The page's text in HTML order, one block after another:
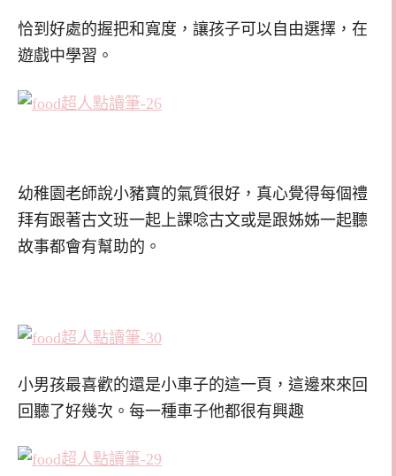
恰到好處的握把和寬度，讓孩子可以自由選擇，在
遊戲中學習。
幼稚園老師說小豬寶的氣質很好，真心覺得每個禮
拜有跟著古文班一起上課唸古文或是跟姊姊一起聽
故事都會有幫助的。
小男孩最喜歡的還是小車子的這一頁，這邊來來回
回聽了好幾次。每一種車子他都很有興趣